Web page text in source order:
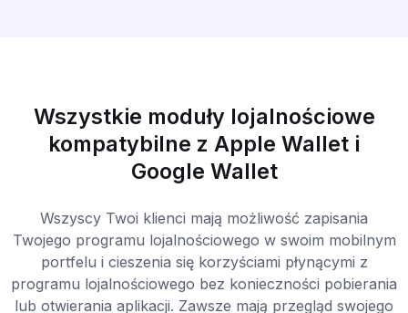
Wszystkie moduły lojalnościowe
kompatybilne z Apple Wallet i
Google Wallet
Wszyscy Twoi klienci mają możliwość zapisania
Twojego programu lojalnościowego w swoim mobilnym
portfelu i cieszenia się korzyściami płynącymi z
programu lojalnościowego bez konieczności pobierania
lub otwierania aplikacji. Zawsze mają przegląd swojego